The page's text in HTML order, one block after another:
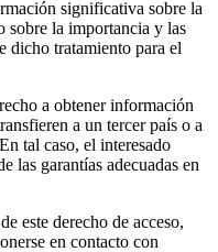
significativa sobre la
sobre la importancia y las
dicho tratamiento para el
a obtener información
a un tercer país o a
tal caso, el interesado
las garantías adecuadas en
este derecho de acceso,
en contacto con